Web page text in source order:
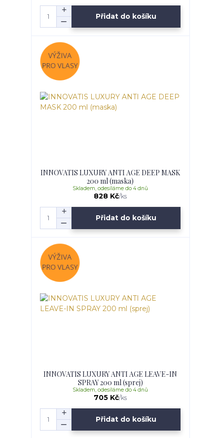
Přidat do košíku
INNOVATIS LUXURY ANTI AGE DEEP MASK
200 ml (maska)
828 Kč/ks
Skladem, odesíláme do 4 dnů
Přidat do košíku
INNOVATIS LUXURY ANTI AGE LEAVE-IN
SPRAY 200 ml (sprej)
705 Kč/ks
Skladem, odesíláme do 4 dnů
Přidat do košíku